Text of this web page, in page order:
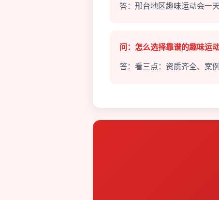
答：邢台地区趣味运动会一
问：怎么选择靠谱的趣味运
答：看三点：资质齐全、案